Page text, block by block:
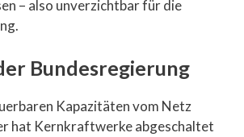
– also unverzichtbar für die
Bundesregierung
Kapazitäten vom Netz
hat Kernkraftwerke abgeschaltet